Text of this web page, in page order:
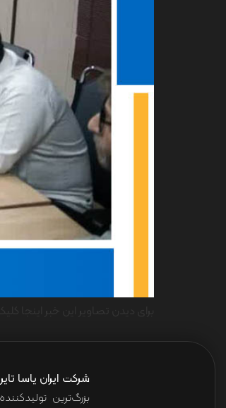
شرکت ایران یاسا
بزرگ‌ترین